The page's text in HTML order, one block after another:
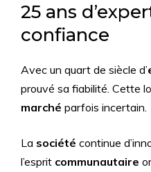
25 ans
confiance
Avec un quart de siècle d’
prouvé sa fiabilité. Cette
marché parfois incertain.
La société continue
l’esprit communautaire